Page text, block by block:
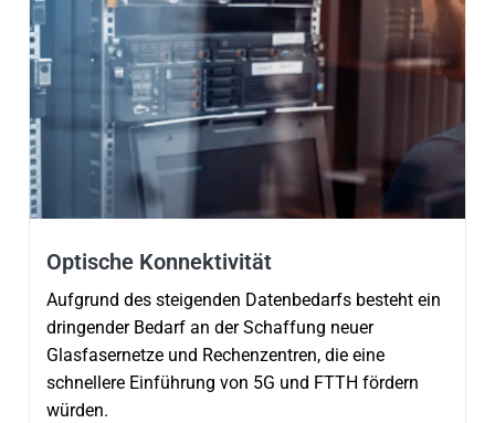
Optische Konnektivität
Aufgrund des steigenden Datenbedarfs besteht ein
dringender Bedarf an der Schaffung neuer
Glasfasernetze und Rechenzentren, die eine
schnellere Einführung von 5G und FTTH fördern
würden.